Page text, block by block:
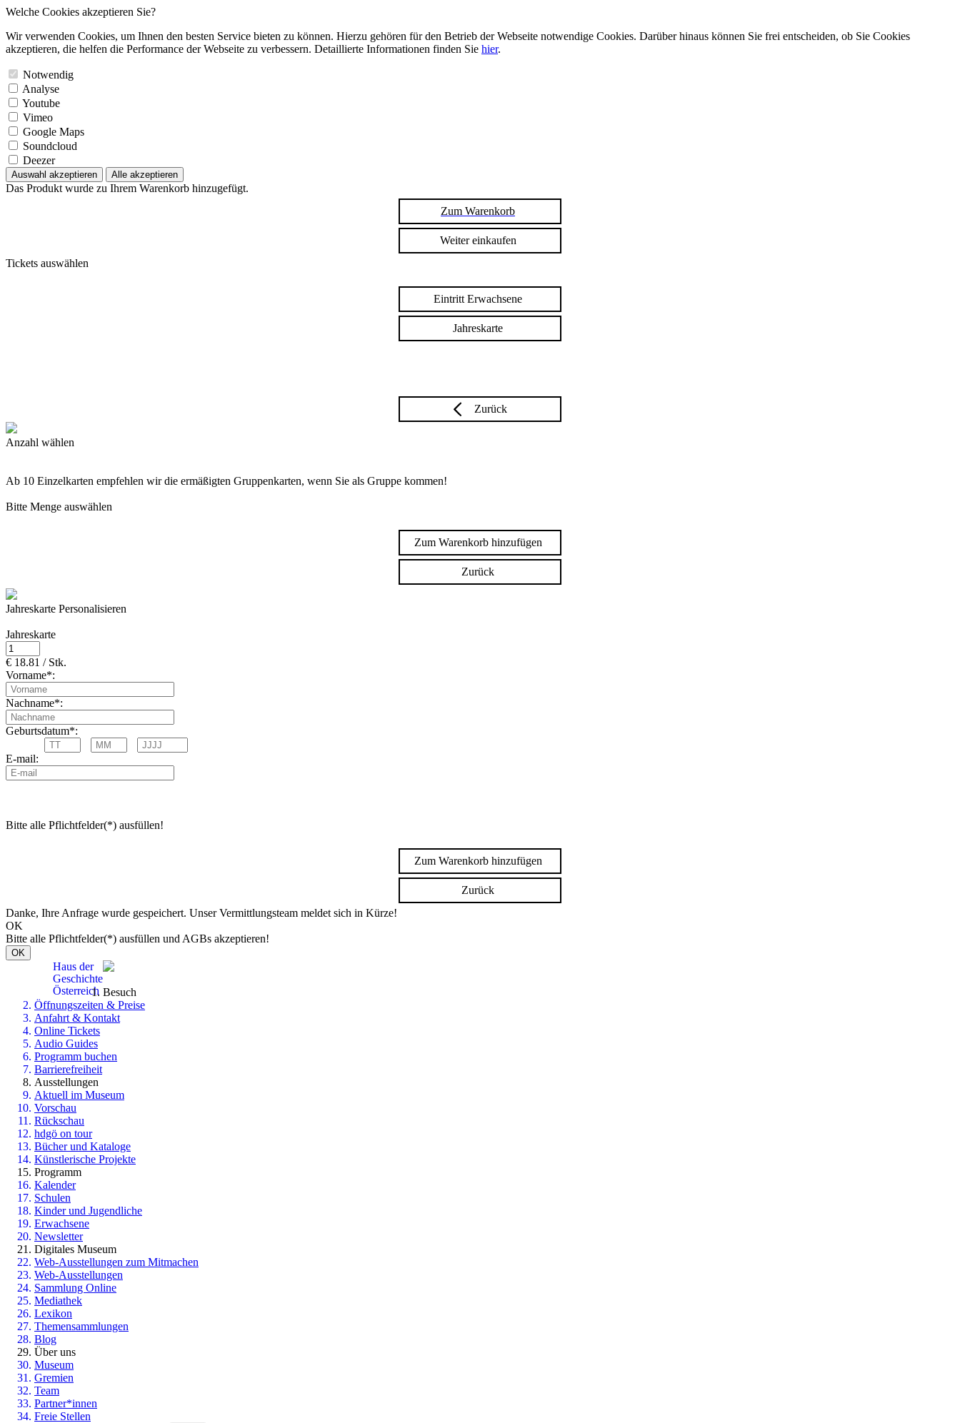
Welche Cookies akzeptieren Sie?
Wir verwenden Cookies, um Ihnen den besten Service bieten zu können. Hierzu gehören für den Betrieb der Webseite notwendige Cookies. Darüber hinaus können Sie frei entscheiden, ob Sie Cookies
akzeptieren, die helfen die Performance der Webseite zu verbessern. Detaillierte Informationen finden Sie hier.
Notwendig
Analyse
Youtube
Vimeo
Google Maps
Soundcloud
Deezer
Auswahl akzeptieren Alle akzeptieren
Das Produkt wurde zu Ihrem Warenkorb hinzugefügt.
Zum Warenkorb
Weiter einkaufen
Tickets auswählen
Eintritt Erwachsene
Jahreskarte
Zurück
Anzahl wählen
Ab 10 Einzelkarten empfehlen wir die ermäßigten Gruppenkarten, wenn Sie als Gruppe kommen!
Bitte Menge auswählen
Zum Warenkorb hinzufügen
Zurück
Jahreskarte Personalisieren
Jahreskarte
€ 18.81 / Stk.
Vorname*:
Nachname*:
Geburtsdatum*:
E-mail:
Bitte alle Pflichtfelder(*) ausfüllen!
Zum Warenkorb hinzufügen
Zurück
Danke, Ihre Anfrage wurde gespeichert. Unser Vermittlungsteam meldet sich in Kürze!
OK
Bitte alle Pflichtfelder(*) ausfüllen und AGBs akzeptieren!
OK
Haus der
Geschichte
Österreich Besuch
Öffnungszeiten & Preise
Anfahrt & Kontakt
Online Tickets
Audio Guides
Programm buchen
Barrierefreiheit
Ausstellungen
Aktuell im Museum
Vorschau
Rückschau
hdgö on tour
Bücher und Kataloge
Künstlerische Projekte
Programm
Kalender
Schulen
Kinder und Jugendliche
Erwachsene
Newsletter
Digitales Museum
Web-Ausstellungen zum Mitmachen
Web-Ausstellungen
Sammlung Online
Mediathek
Lexikon
Themensammlungen
Blog
Über uns
Museum
Gremien
Team
Partner*innen
Freie Stellen